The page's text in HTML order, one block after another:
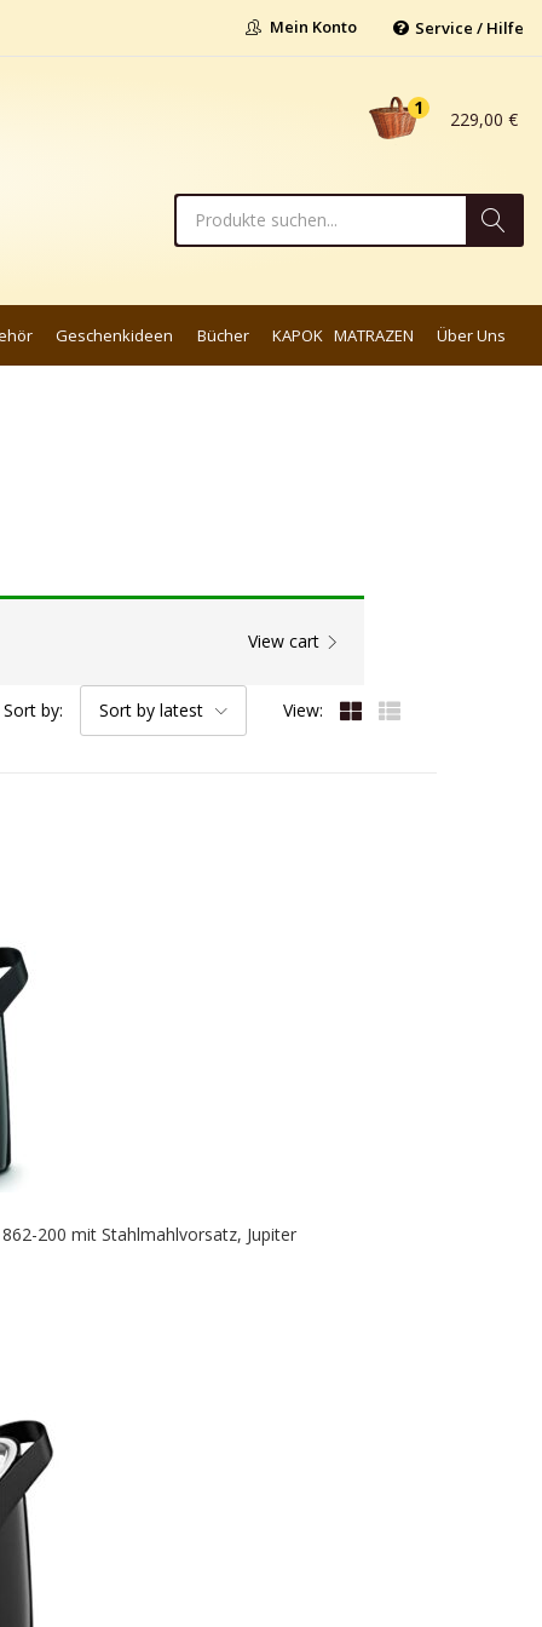
Mein Konto Service / Hilfe
1 229,00€
Geschenkideen Bücher KAPOK MATRAZEN Über Uns
View cart
Sort by: Sort by latest View:
200 mit Stahlmahlvorsatz, Jupiter